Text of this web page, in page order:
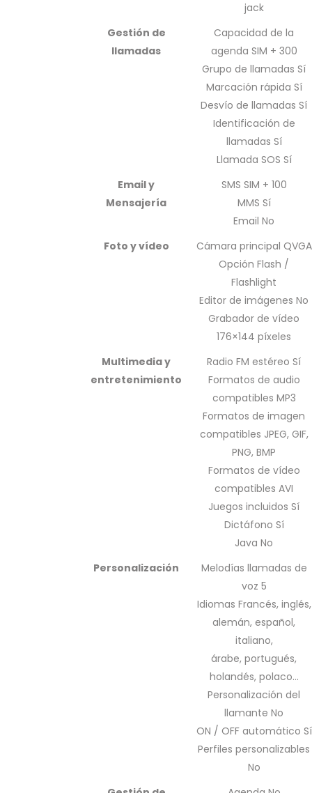
jack
Gestión de
llamadas
Capacidad de la
agenda SIM + 300
Grupo de llamadas Sí
Marcación rápida Sí
Desvío de llamadas Sí
Identificación de
llamadas Sí
Llamada SOS Sí
Email y
Mensajería
SMS SIM + 100
MMS Sí
Email No
Foto y vídeo
Cámara principal QVGA
Opción Flash /
Flashlight
Editor de imágenes No
Grabador de vídeo
176×144 píxeles
Multimedia y
entretenimiento
Radio FM estéreo Sí
Formatos de audio
compatibles MP3
Formatos de imagen
compatibles JPEG, GIF,
PNG, BMP
Formatos de vídeo
compatibles AVI
Juegos incluidos Sí
Dictáfono Sí
Java No
Personalización
Melodías llamadas de
voz 5
Idiomas Francés, inglés,
alemán, español,
italiano,
árabe, portugués,
holandés, polaco…
Personalización del
llamante No
ON / OFF automático Sí
Perfiles personalizables
No